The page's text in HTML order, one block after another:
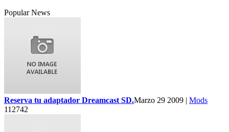
Popular News
Reserva tu adaptador Dreamcast SD.Marzo 29 2009 | Mods
112742